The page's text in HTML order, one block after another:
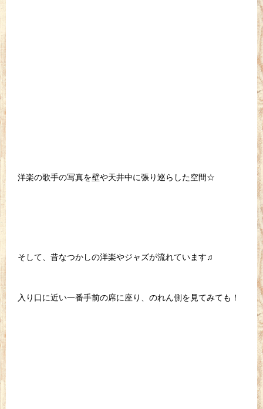
洋楽の歌手の写真を壁や天井中に張り巡らした空間☆
そして、昔なつかしの洋楽やジャズが流れています♫
入り口に近い一番手前の席に座り、のれん側を見てみても！